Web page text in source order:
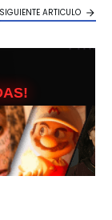
SIGUIENTE ARTICULO